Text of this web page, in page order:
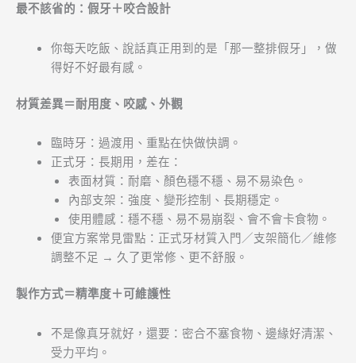
最不該省的：假牙＋咬合設計
你每天吃飯、說話真正用到的是「那一整排假牙」，做
得好不好最有感。
材質差異＝耐用度、咬感、外觀
臨時牙：過渡用、重點在快做快調。
正式牙：長期用，差在：
表面材質：耐磨、顏色穩不穩、易不易染色。
內部支架：強度、變形控制、長期穩定。
使用體感：穩不穩、易不易崩裂、會不會卡食物。
便宜方案常見雷點：正式牙材質入門／支架簡化／維修
調整不足 → 久了更常修、更不舒服。
製作方式＝精準度＋可維護性
不是像真牙就好，還要：密合不塞食物、邊緣好清潔、
受力平均。